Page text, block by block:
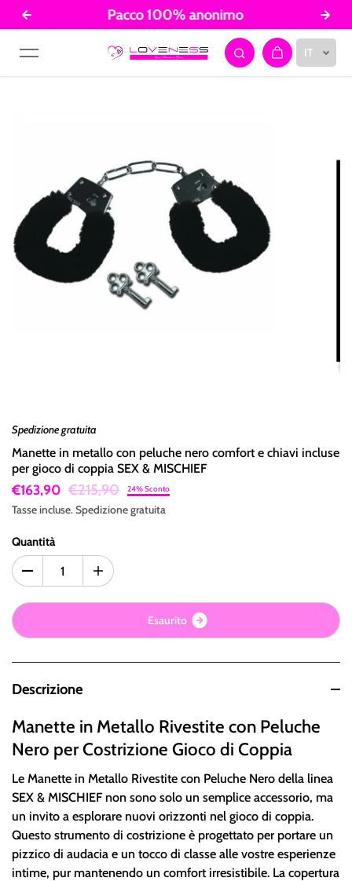
Salta al contenuto Pacco 100% anonimo
IT
Spedizione gratuita
Manette in metallo con peluche nero comfort e chiavi incluse
per gioco di coppia SEX & MISCHIEF
€163,90 €215,90 24% Sconto
Tasse incluse.Spedizionegratuita
Quantità
Esaurito
Descrizione
Manette in Metallo Rivestite con Peluche
Nero per Costrizione Gioco di Coppia
Le Manette in Metallo Rivestite con Peluche Nero della linea
SEX & MISCHIEF non sono solo un semplice accessorio, ma
un invito a esplorare nuovi orizzonti nel gioco di coppia.
Questo strumento di costrizione è progettato per portare un
pizzico di audacia e un tocco di classe alle vostre esperienze
intime, pur mantenendo un comfort irresistibile. La copertura